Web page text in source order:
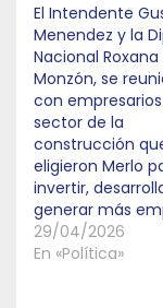
El Intendente
Menendez y la
Nacional Roxana
Monzón, se
con
sector de la
construcción
eligieron Merlo
invertir,
generar más
29/04/2026
En «Política»